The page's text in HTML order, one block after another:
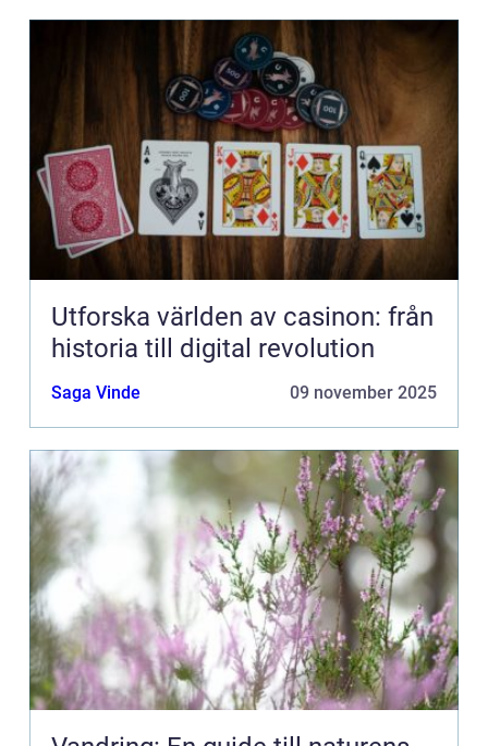
Utforska världen av casinon: från
historia till digital revolution
Saga Vinde 09 november 2025